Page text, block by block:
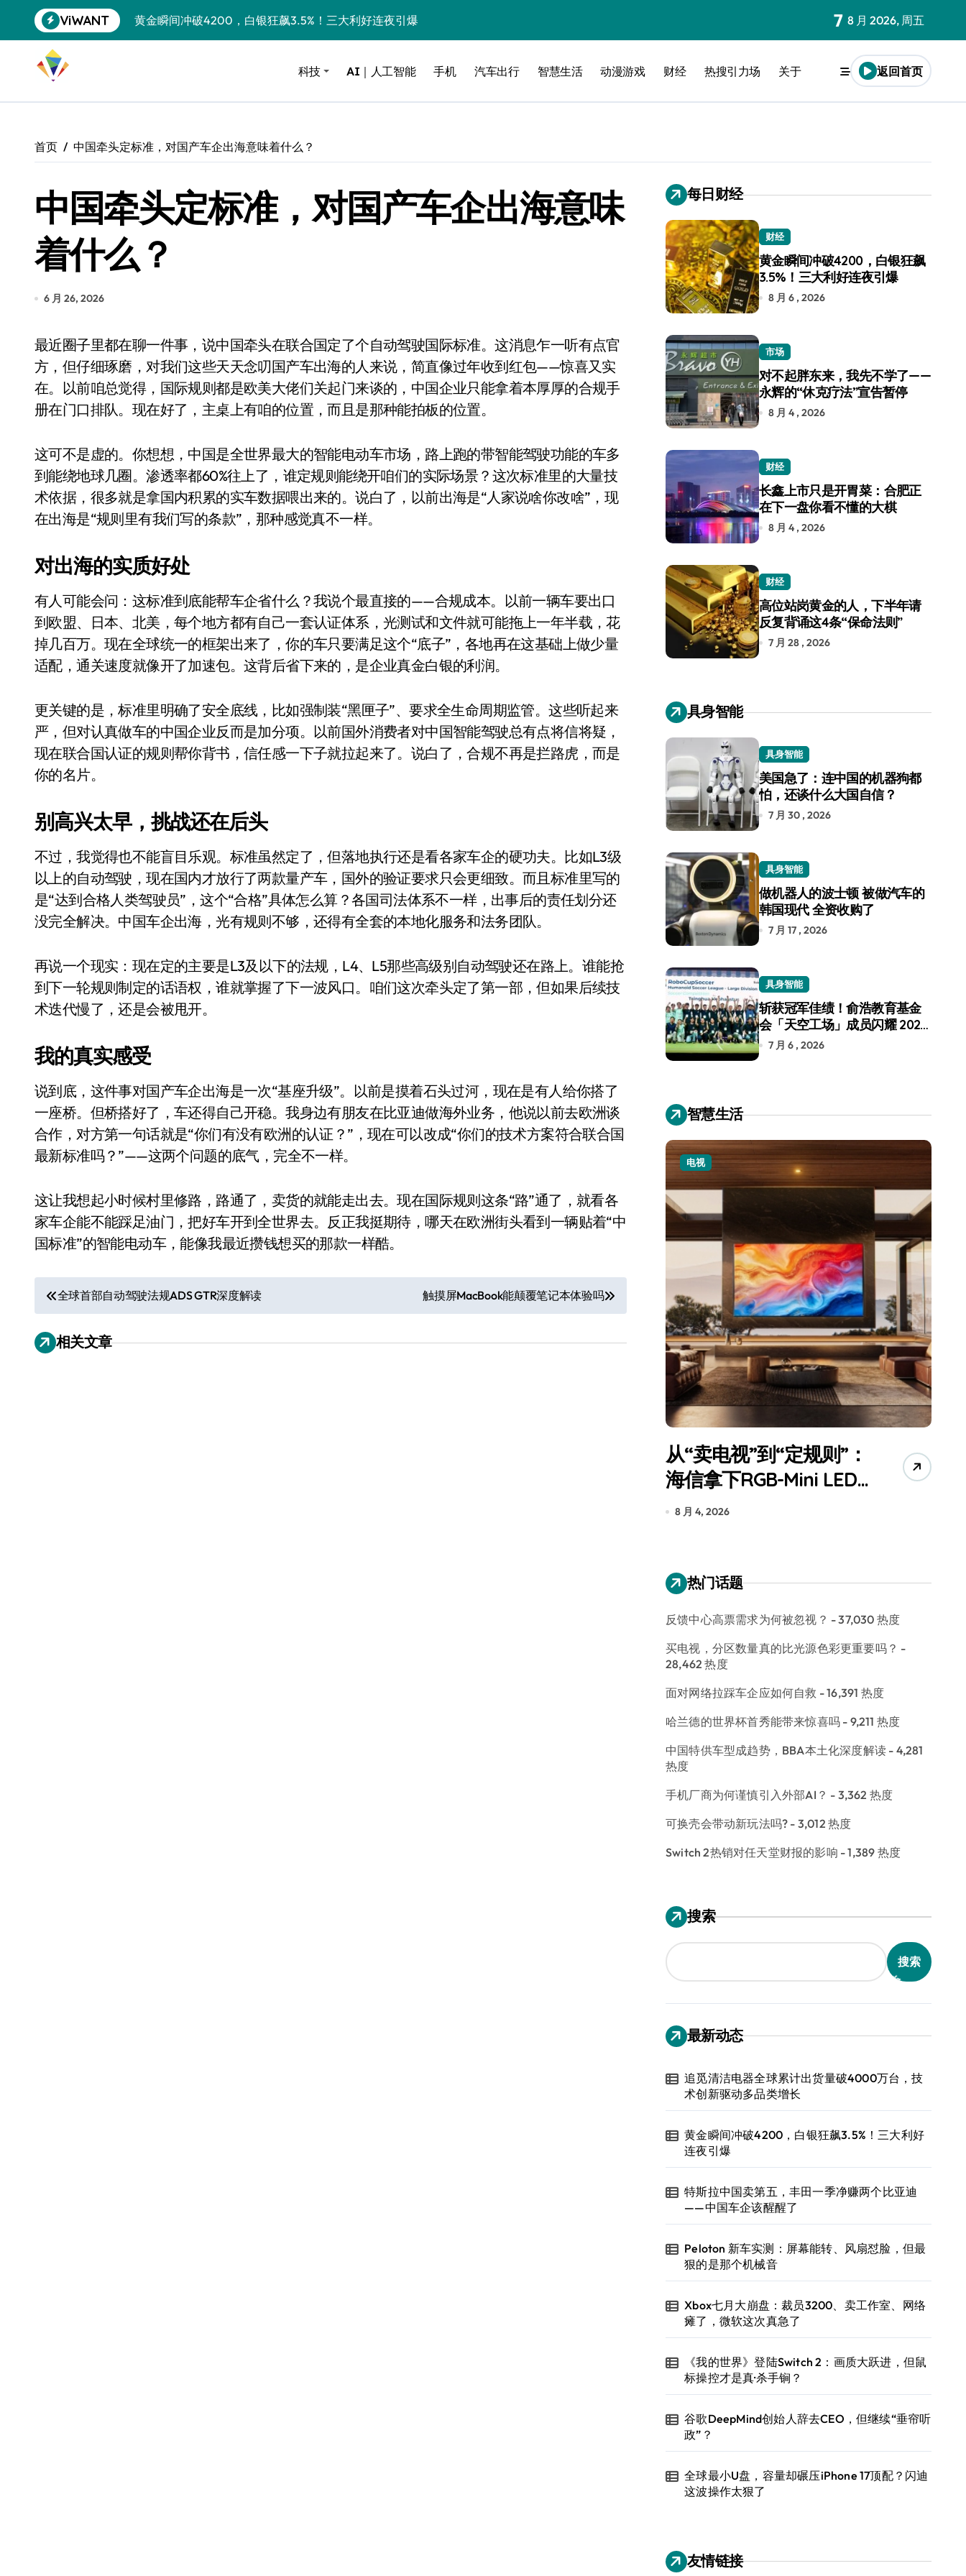
到
ViWANT
黄金瞬间冲破4200，白银狂飙3.5%！三大利好连夜引爆
Peloton 新车实测：屏幕能转、风扇怼脸，但最狠的是那个机械音
Xbox七月大崩盘：裁员3200、卖工作室、网络瘫了，微软这次真急了
谷歌DeepMind创始人辞去CEO，但继续“垂帘听政”？
全球最小U盘，容量却碾压iPhone 17顶配？闪迪这波操作太狠了
400层堆叠、性能翻倍 三星把最新存储技术给了AI
召回X9、合作大众遇冷、高端梦碎：小鹏的“多事之夏”
Xbox 25岁生日送壁纸送徽章，就是不送主机，你领不领？
别再用汽车USB给MacBook充电了！老司机教你3招真·快充
花钱买宝马，启动先看蜘蛛侠？”车主怒了：车内不是广告屏！
你的U盘格式对了吗？详解exFAT和NTFS的终极对决
维修店最怕的“作死”操作：把手机塞冰箱，你中招了吗？
轻到忽略不计 大疆Mini 2S内录实测，值不值得冲？
对不起胖东来，我先不学了——永辉的“休克疗法”宣告暂停
国际首次！中国钙钛矿探测器太空“开箱”，一边探测射线一边光伏发电
小米涨价！K90跳上3099，小米17标准版逼近4800
长鑫上市只是开胃菜：合肥正在下一盘你看不懂的大棋
复古玩家狂喜：Anbernic第三次复刻GBA SP，情怀拉满
Xbox 360 游戏终于要登 PC，光盘党也能“以盘换数”了？
Apple Watch 表盘还能这么玩？保姆级教程，有手就会！
追觅清洁电器全球累计出货量破4000万台，技术创新驱动多品类增长
7 8 月 2026, 周五
科技 AI｜人工智能 手机 汽车出行 智慧生活 动漫游戏 财经 热搜引力场 关于 返回首页
首页 中国牵头定标准，对国产车企出海意味着什么？
中国牵头定标准，对国产车企出海意味
着什么？
6 月 26, 2026
最近圈子里都在聊一件事，说中国牵头在联合国定了个自动驾驶国际标准。这消息乍一听有点官
方，但仔细琢磨，对我们这些天天念叨国产车出海的人来说，简直像过年收到红包——惊喜又实
在。以前咱总觉得，国际规则都是欧美大佬们关起门来谈的，中国企业只能拿着本厚厚的合规手
册在门口排队。现在好了，主桌上有咱的位置，而且是那种能拍板的位置。
这可不是虚的。你想想，中国是全世界最大的智能电动车市场，路上跑的带智能驾驶功能的车多
到能绕地球几圈。渗透率都60%往上了，谁定规则能绕开咱们的实际场景？这次标准里的大量技
术依据，很多就是拿国内积累的实车数据喂出来的。说白了，以前出海是“人家说啥你改啥”，现
在出海是“规则里有我们写的条款”，那种感觉真不一样。
对出海的实质好处
有人可能会问：这标准到底能帮车企省什么？我说个最直接的——合规成本。以前一辆车要出口
到欧盟、日本、北美，每个地方都有自己一套认证体系，光测试和文件就可能拖上一年半载，花
掉几百万。现在全球统一的框架出来了，你的车只要满足这个“底子”，各地再在这基础上做少量
适配，通关速度就像开了加速包。这背后省下来的，是企业真金白银的利润。
更关键的是，标准里明确了安全底线，比如强制装“黑匣子”、要求全生命周期监管。这些听起来
严，但对认真做车的中国企业反而是加分项。以前国外消费者对中国智能驾驶总有点将信将疑，
现在联合国认证的规则帮你背书，信任感一下子就拉起来了。说白了，合规不再是拦路虎，而是
你的名片。
别高兴太早，挑战还在后头
不过，我觉得也不能盲目乐观。标准虽然定了，但落地执行还是看各家车企的硬功夫。比如L3级
以上的自动驾驶，现在国内才放行了两款量产车，国外的验证要求只会更细致。而且标准里写的
是“达到合格人类驾驶员”，这个“合格”具体怎么算？各国司法体系不一样，出事后的责任划分还
没完全解决。中国车企出海，光有规则不够，还得有全套的本地化服务和法务团队。
再说一个现实：现在定的主要是L3及以下的法规，L4、L5那些高级别自动驾驶还在路上。谁能抢
到下一轮规则制定的话语权，谁就掌握了下一波风口。咱们这次牵头定了第一部，但如果后续技
术迭代慢了，还是会被甩开。
我的真实感受
说到底，这件事对国产车企出海是一次“基座升级”。以前是摸着石头过河，现在是有人给你搭了
一座桥。但桥搭好了，车还得自己开稳。我身边有朋友在比亚迪做海外业务，他说以前去欧洲谈
合作，对方第一句话就是“你们有没有欧洲的认证？”，现在可以改成“你们的技术方案符合联合国
最新标准吗？”——这两个问题的底气，完全不一样。
这让我想起小时候村里修路，路通了，卖货的就能走出去。现在国际规则这条“路”通了，就看各
家车企能不能踩足油门，把好车开到全世界去。反正我挺期待，哪天在欧洲街头看到一辆贴着“中
国标准”的智能电动车，能像我最近攒钱想买的那款一样酷。
文
章
导
全球首部自动驾驶法规ADS GTR深度解读 触摸屏MacBook能颠覆笔记本体验吗
相关文章
每日财经
财经
黄金瞬间冲破4200，白银狂飙
3.5%！三大利好连夜引爆
8 月 6 , 2026
市场
对不起胖东来，我先不学了——
永辉的“休克疗法”宣告暂停
8 月 4 , 2026
财经
长鑫上市只是开胃菜：合肥正
在下一盘你看不懂的大棋
8 月 4 , 2026
财经
高位站岗黄金的人，下半年请
反复背诵这4条“保命法则”
7 月 28 , 2026
具身智能
具身智能
美国急了：连中国的机器狗都
怕，还谈什么大国自信？
7 月 30 , 2026
具身智能
做机器人的波士顿 被做汽车的
韩国现代 全资收购了
7 月 17 , 2026
具身智能
斩获冠军佳绩！俞浩教育基金
会「天空工场」成员闪耀 2026
RoboCup 机器人世界杯
7 月 6 , 2026
智慧生活
电视
从“卖电视”到“定规则”：
海信拿下RGB-Mini LED
全球话语权
8 月 4, 2026
热门话题
反馈中心高票需求为何被忽视？ - 37,030 热度
买电视，分区数量真的比光源色彩更重要吗？ -
28,462 热度
面对网络拉踩车企应如何自救 - 16,391 热度
哈兰德的世界杯首秀能带来惊喜吗 - 9,211 热度
中国特供车型成趋势，BBA本土化深度解读 - 4,281
热度
手机厂商为何谨慎引入外部AI？ - 3,362 热度
可换壳会带动新玩法吗? - 3,012 热度
Switch 2热销对任天堂财报的影响 - 1,389 热度
搜索
搜索
最新动态
追觅清洁电器全球累计出货量破4000万台，技
术创新驱动多品类增长
黄金瞬间冲破4200，白银狂飙3.5%！三大利好
连夜引爆
特斯拉中国卖第五，丰田一季净赚两个比亚迪
——中国车企该醒醒了
Peloton 新车实测：屏幕能转、风扇怼脸，但最
狠的是那个机械音
Xbox七月大崩盘：裁员3200、卖工作室、网络
瘫了，微软这次真急了
《我的世界》登陆Switch 2：画质大跃进，但鼠
标操控才是真·杀手锏？
谷歌DeepMind创始人辞去CEO，但继续“垂帘听
政”？
全球最小U盘，容量却碾压iPhone 17顶配？闪迪
这波操作太狠了
友情链接